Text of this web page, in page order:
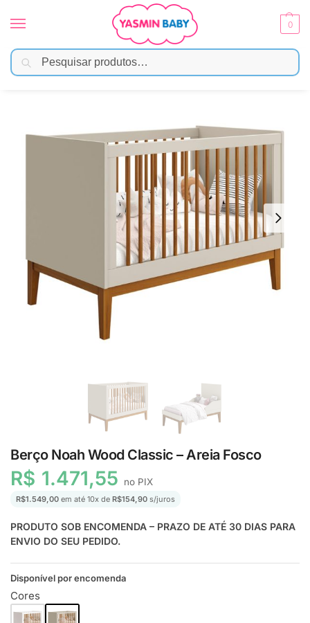
0
Início Móveis Infantis / Berço /
Berço Noah Wood Classic – Areia Fosco
R$ 1.471,55 no PIX
R$1.549,00 em até 10x de R$154,90 s/juros
PRODUTO SOB ENCOMENDA – PRAZO DE ATÉ 30 DIAS PARA
ENVIO DO SEU PEDIDO.
Disponível por encomenda
Cores